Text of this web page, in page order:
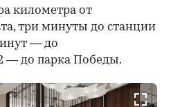
километра от
три минуты до станции
— до
— до парка Победы.